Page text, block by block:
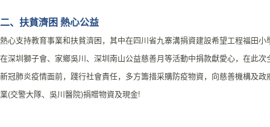
二、扶貧濟困 熱心公益
熱心支持教育事業和扶貧濟困，其中在四川省九寨溝捐資建設希望工程福田小
在深圳獅子會、家鄉吳川、深圳南山公益慈善月等活動中捐款獻愛心，在此次
新冠肺炎疫情面前，踐行社會責任，多方籌措采購防疫物資，向慈善機構及政
業(交警大隊、吳川醫院)捐贈物資及現金!